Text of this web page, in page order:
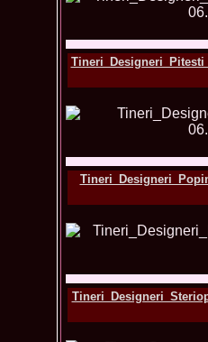
Tineri_Designeri_Pitesti